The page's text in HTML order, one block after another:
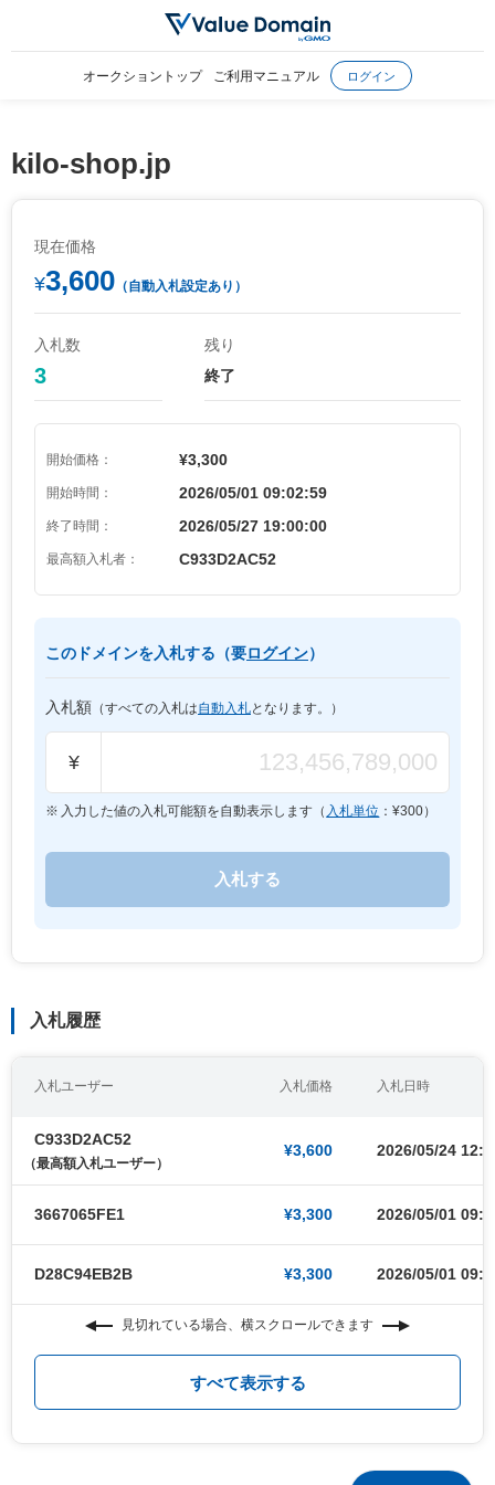
オークショントップ ご利用マニュアル ログイン
kilo-shop.jp
現在価格
¥3,600 （自動入札設定あり）
入札数
3
残り
終了
開始価格： ¥3,300
開始時間： 2026/05/01 09:02:59
終了時間： 2026/05/27 19:00:00
最高額入札者： C933D2AC52
このドメインを入札する（要ログイン）
入札額 （すべての入札は自動入札となります。）
¥
入力した値の入札可能額を自動表示します（ 入札単位 ：¥300）
入札履歴
入札ユーザー 入札価格 入札日時
C933D2AC52
（最高額入札ユーザー）
¥3,600 2026/05/24
3667065FE1 ¥3,300 2026/05/01
D28C94EB2B ¥3,300 2026/05/01
見切れている場合、横スクロールできます
すべて表示する